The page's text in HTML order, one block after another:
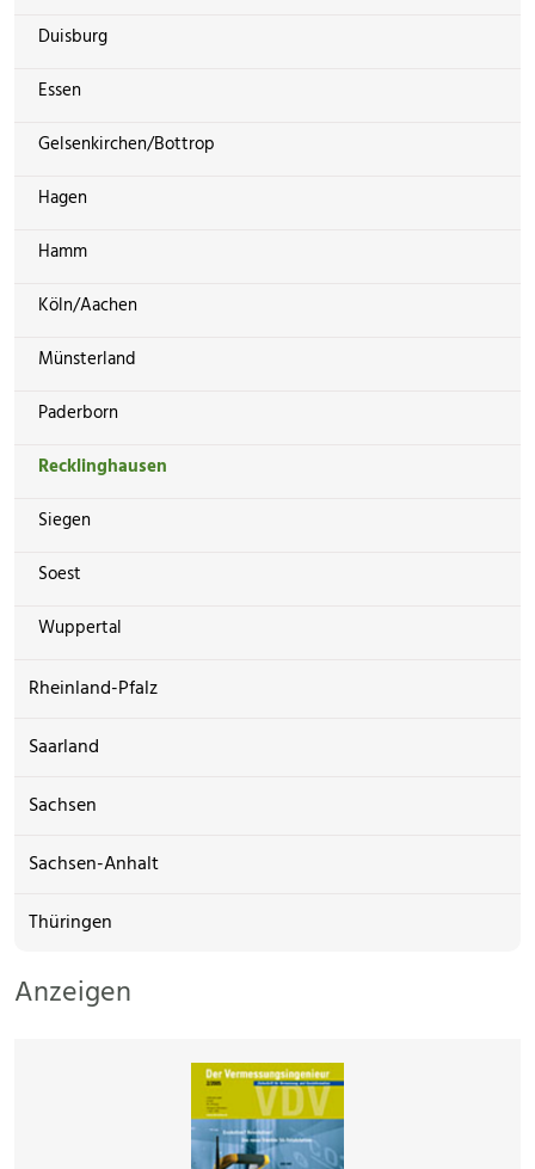
Duisburg
Essen
Gelsenkirchen/Bottrop
Hagen
Hamm
Köln/Aachen
Münsterland
Paderborn
Recklinghausen
Siegen
Soest
Wuppertal
Rheinland-Pfalz
Saarland
Sachsen
Sachsen-Anhalt
Thüringen
Anzeigen